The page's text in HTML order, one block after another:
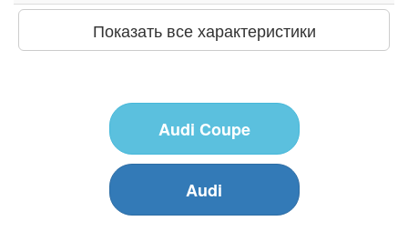
Показать все характеристики
Audi Coupe
Audi